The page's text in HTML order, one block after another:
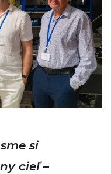
si
cieľ –